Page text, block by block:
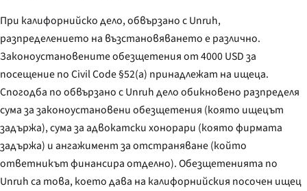
При калифорнийско дело, обвързано с Unruh,
разпределението на възстановяването е различно.
Законоустановените обезщетения от 4000 USD за
посещение по Civil Code §52(a) принадлежат на ищеца.
Спогодба по обвързано с Unruh дело обикновено разпределя
сума за законоустановени обезщетения (която ищецът
задържа), сума за адвокатски хонорари (която фирмата
задържа) и ангажимент за отстраняване (който
ответникът финансира отделно). Обезщетенията по
Unruh са това, което дава на калифорнийския посочен ищец